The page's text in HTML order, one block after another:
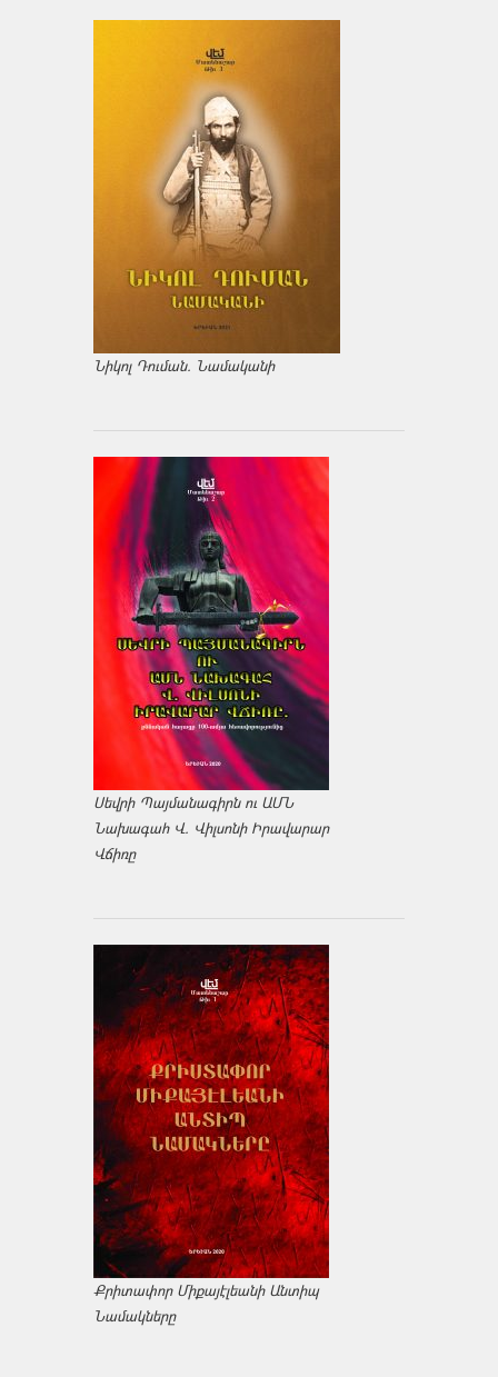
Նիկոլ Դուման. Նամականի
Սեվրի Պայմանագիրն ու ԱՄՆ
Նախագահ Վ. Վիլսոնի Իրավարար
Վճիռը
Քրիտափոր Միքայէլեանի Անտիպ
Նամակները